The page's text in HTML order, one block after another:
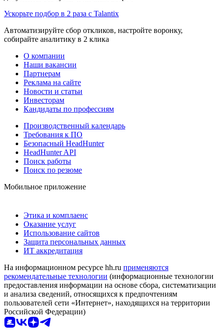
Ускорьте подбор в 2 раза с Talantix
Автоматизируйте сбор откликов, настройте воронку,
собирайте аналитику в 2 клика
О компании
Наши вакансии
Партнерам
Реклама на сайте
Новости и статьи
Инвесторам
Кандидаты по профессиям
Производственный календарь
Требования к ПО
Безопасный HeadHunter
HeadHunter API
Поиск работы
Поиск по резюме
Мобильное приложение
Этика и комплаенс
Оказание услуг
Использование сайтов
Защита персональных данных
ИТ аккредитация
На информационном ресурсе hh.ru применяются
рекомендательные технологии (информационные технологии
предоставления информации на основе сбора, систематизации
и анализа сведений, относящихся к предпочтениям
пользователей сети «Интернет», находящихся на территории
Российской Федерации)